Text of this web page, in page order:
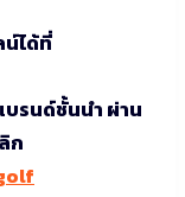
ได้ที่
รนด์ชั้นนำ ผ่าน
ก